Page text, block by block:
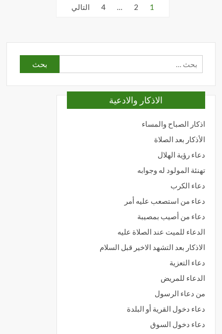
1
2
4 التالي
عن:
الاذكار والادعية
اذكار الصباح والمساء
الأذكار بعد الصلاة
دعاء رؤية الهلال
تهنئة المولود له وجوابه
دعاء الكرب
دعاء من استصعب عليه أمر
دعاء من أصيب بمصيبة
الدعاء للميت عند الصلاة عليه
الاذكار بعد التشهد الاخير قبل السلام
دعاء التعزية
الدعاء للمريض
من دعاء الرسول
دعاء دخول القرية أو البلدة
دعاء دخول السوق